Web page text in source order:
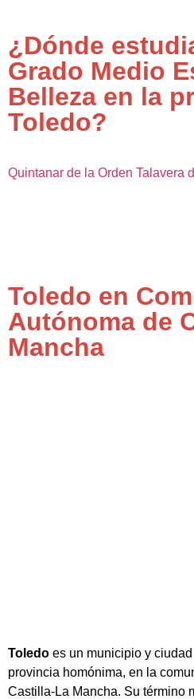
¿Dónde
Grado Medio
Belleza en la
Toledo?
Quintanar de la Orden Talavera
Toledo en
Autónoma de
Mancha
Toledo es un municipio y
provincia homónima, en la
Castilla-La Mancha. Su término